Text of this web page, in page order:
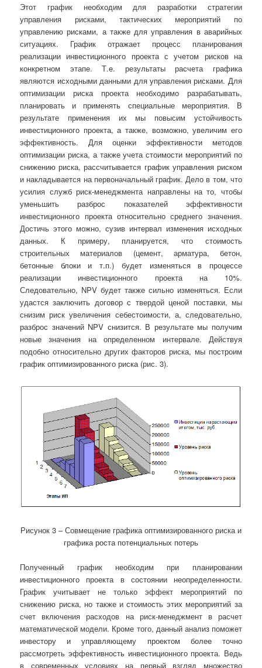
Этот график необходим для разработки стратегии
управления рисками, тактических мероприятий по
управлению рисками, а также для управления в аварийных
ситуациях. График отражает процесс планирования
реализации инвестиционного проекта с учетом рисков на
конкретном этапе. Т.е. результаты расчета графика
являются исходными данными для управления рисками. Для
оптимизации риска проекта необходимо разрабатывать,
планировать и применять специальные мероприятия. В
результате применения их мы повысим устойчивость
инвестиционного проекта, а также, возможно, увеличим его
эффективность. Для оценки эффективности методов
оптимизации риска, а также учета стоимости мероприятий по
снижению риска, рассчитывается график управления риском
и накладывается на первоначальный график. Дело в том, что
усилия служб риск-менеджмента направлены на то, чтобы
уменьшить разброс показателей эффективности
инвестиционного проекта относительно среднего значения.
Достичь этого можно, сузив интервал изменения исходных
данных. К примеру, планируется, что стоимость
строительных материалов (цемент, арматура, бетон,
бетонные блоки и т.п.) будет изменяться в процессе
реализации инвестиционного проекта на 10%.
Следовательно, NPV будет также сильно изменяться. Если
удастся заключить договор с твердой ценой поставки, мы
снизим риск увеличения себестоимости, а, следовательно,
разброс значений NPV снизится. В результате мы получим
новые значения на определенном интервале. Действуя
подобно относительно других факторов риска, мы построим
график оптимизированного риска (рис. 3).
Рисунок 3 – Совмещение графика оптимизированного риска и
графика роста потенциальных потерь
Полученный график необходим при планировании
инвестиционного проекта в состоянии неопределенности.
График учитывает не только эффект мероприятий по
снижению риска, но также и стоимость этих мероприятий за
счет включения расходов на риск-менеджмент в расчет
математической модели. Кроме того, данный анализ поможет
инвестору и управляющему проектом более точно
рассмотреть эффективность инвестиционного проекта. Ведь
в современных условиях на первый взгляд множество